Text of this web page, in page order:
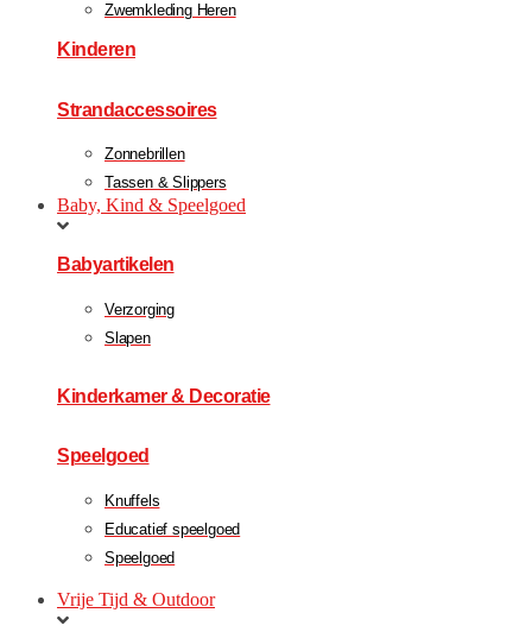
Zwemkleding Heren
Kinderen
Strandaccessoires
Zonnebrillen
Tassen & Slippers
Baby, Kind & Speelgoed
Babyartikelen
Verzorging
Slapen
Kinderkamer & Decoratie
Speelgoed
Knuffels
Educatief speelgoed
Speelgoed
Vrije Tijd & Outdoor